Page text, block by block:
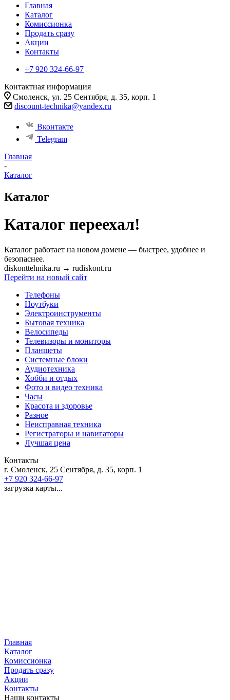
Главная
Каталог
Комиссионка
Продать сразу
Акции
Контакты
+7 920 324-66-97
Контактная информация
Смоленск, ул. 25 Сентября, д. 35, корп. 1
discount-technika@yandex.ru
Вконтакте
Telegram
Главная
-
Каталог
Каталог
Каталог переехал!
Каталог работает на новом домене — быстрее, удобнее и
безопаснее.
diskonttehnika.ru → rudiskont.ru
Перейти на новый сайт
Телефоны
Ноутбуки
Электроинструменты
Бытовая техника
Велосипеды
Телевизоры и мониторы
Планшеты
Системные блоки
Аудиотехника
Хобби и отдых
Фото и видео техника
Часы
Красота и здоровье
Разное
Неисправная техника
Регистраторы и навигаторы
Лучшая цена
Контакты
г. Смоленск, 25 Сентября, д. 35, корп. 1
+7 920 324-66-97
загрузка карты...
Главная
Каталог
Комиссионка
Продать сразу
Акции
Контакты
Наши контакты